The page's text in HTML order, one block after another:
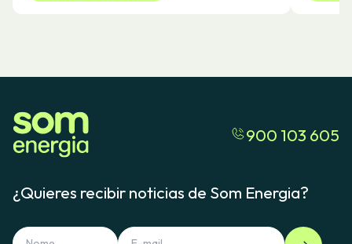
900 103 605
¿Quieres recibir noticias de Som Energia?